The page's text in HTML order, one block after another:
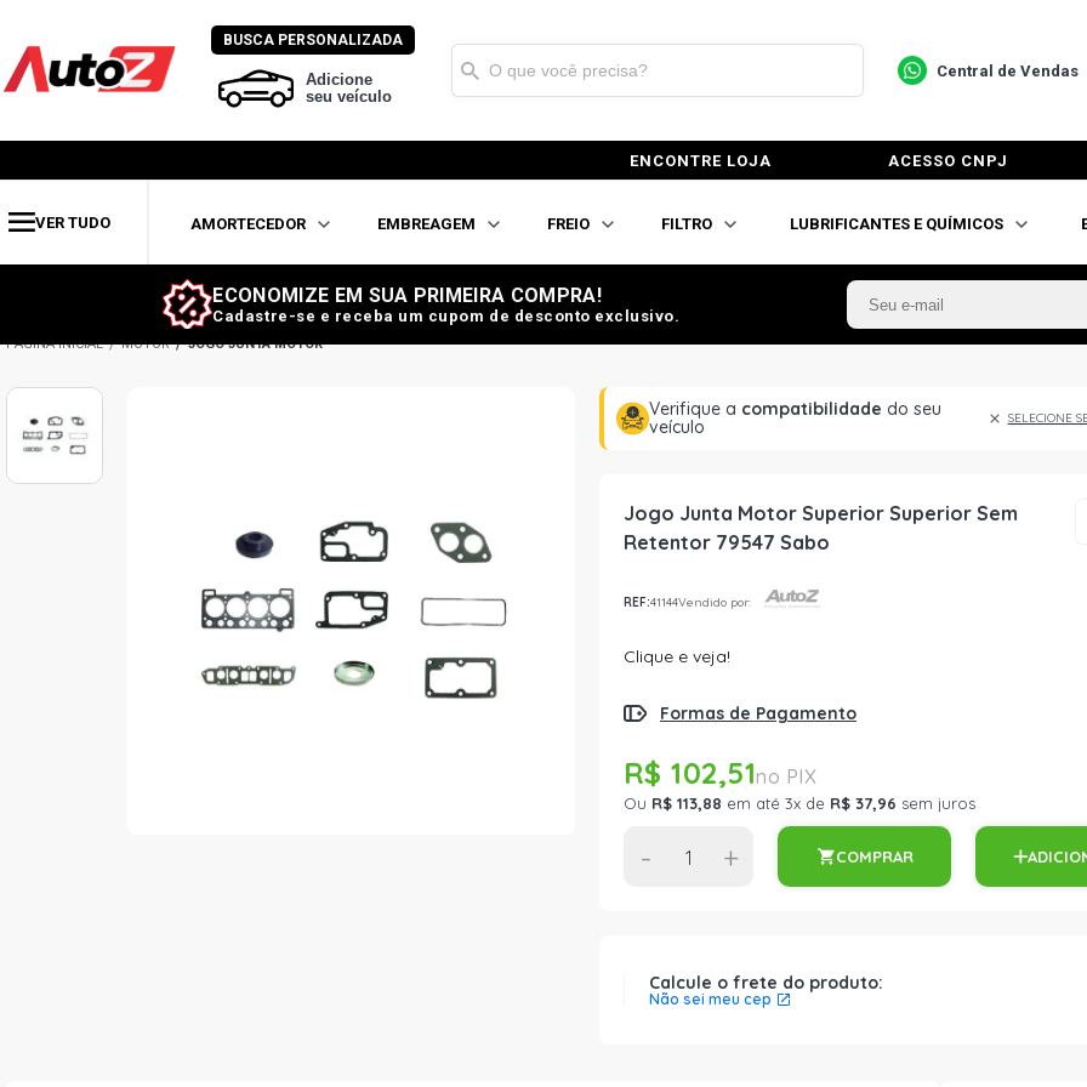
BUSCA PERSONALIZADA
Adicione
seu veículo
Central de Vendas
ENCONTRE LOJA ACESSO CNPJ
VER TUDO AMORTECEDOR EMBREAGEM FREIO FILTRO LUBRIFICANTES E QUÍMICOS
ECONOMIZE EM SUA PRIMEIRA COMPRA!
Cadastre-se e receba um cupom de desconto exclusivo.
MOTOR JOGO JUNTA MOTOR
Verifique a compatibilidade do seu
veículo
SELECIONE
Jogo Junta Motor Superior Superior Sem
Retentor 79547 Sabo
REF:41144Vendido por:
Clique e veja!
Formas de Pagamento
R$ 102,51
Ou R$ 113,88 em até 3x de R$ 37,96 sem juros
- + COMPRAR
Calcule o frete do produto:
Não sei meu cep